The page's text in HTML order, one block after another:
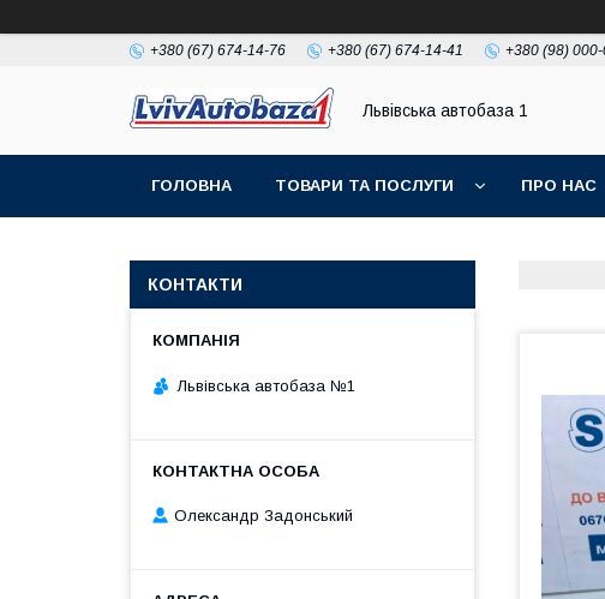
+380 (67) 674-14-76 +380 (67) 674-14-41 +380 (98)
Львівська автобаза 1
ГОЛОВНА ТОВАРИ ТА ПОСЛУГИ ПРО НАС
КОНТАКТИ
Львівська автобаза №1
Олександр Задонський